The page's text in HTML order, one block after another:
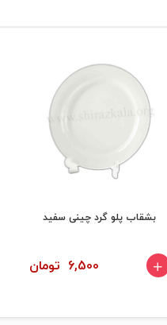
بشقاب پلو گرد چینی سفید
6,500 تومان